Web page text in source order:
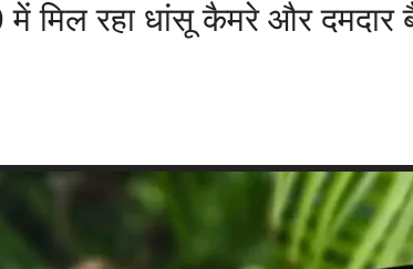
रहा धांसू कैमरे और दमदार